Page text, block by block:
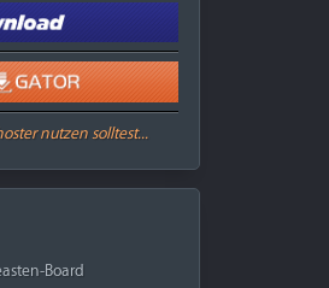
nutzen solltest...
Board